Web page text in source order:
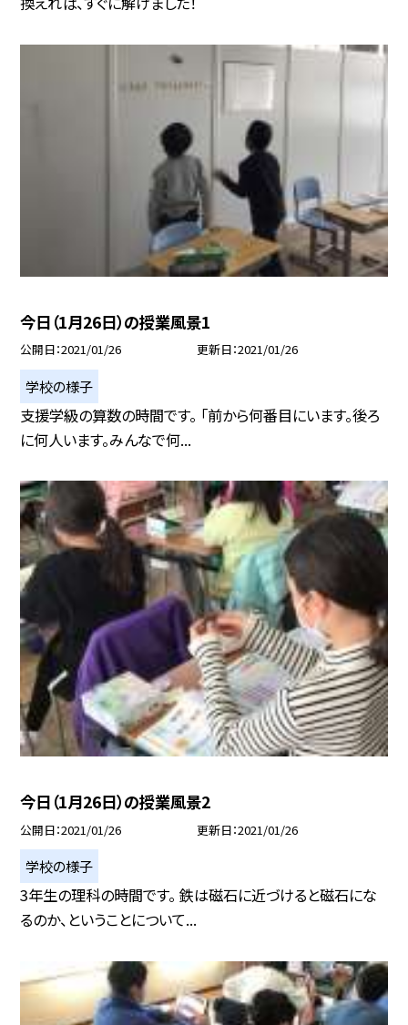
今日（1月26日）の授業風景1
公開日 2021/01/26 更新日 2021/01/26
学校の様子
支援学級の算数の時間です。 「前から何番目にいます。後ろ
に何人います。みんなで何...
今日（1月26日）の授業風景2
公開日 2021/01/26 更新日 2021/01/26
学校の様子
3年生の理科の時間です。 鉄は磁石に近づけると磁石にな
るのか、ということについて...